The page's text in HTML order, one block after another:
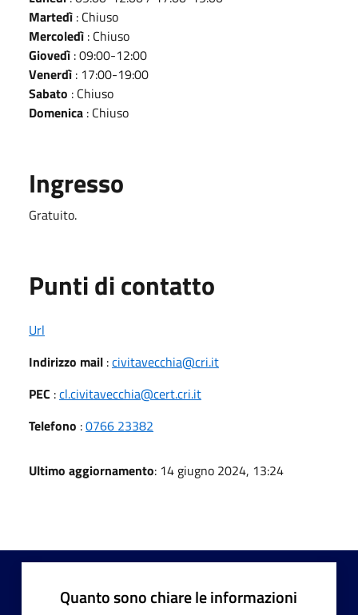
Martedì : Chiuso
Mercoledì : Chiuso
Giovedì : 09:00-12:00
Venerdì : 17:00-19:00
Sabato : Chiuso
Domenica : Chiuso
Ingresso
Gratuito.
Punti di contatto
Url
Indirizzo mail :civitavecchia@cri.it
PEC :cl.civitavecchia@cert.cri.it
Telefono :0766 23382
Ultimo aggiornamento: 14 giugno 2024, 13:24
Quanto sono chiare le informazioni